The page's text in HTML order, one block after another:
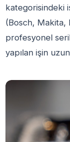
kategorisindeki
(Bosch, Makita,
profesyonel
yapılan işin